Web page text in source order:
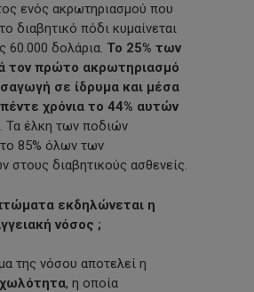
ενός ακρωτηριασμού που
διαβητικό πόδι κυμαίνεται
60.000 δολάρια. Το 25% των
τον πρώτο ακρωτηριασμό
σε ίδρυμα και μέσα
χρόνια το 44% αυτών
. Τα έλκη των ποδιών
85% όλων των
στους διαβητικούς ασθενείς.
εκδηλώνεται η
νόσος ;
της νόσου αποτελεί η
, η οποία